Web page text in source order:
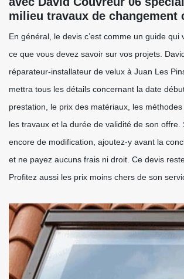
milieu travaux de changement
En général, le devis c’est comme un guide qui
ce que vous devez savoir sur vos projets.
réparateur-installateur de velux à Juan Les
mettra tous les détails concernant la date
prestation, le prix des matériaux, les
les travaux et la durée de validité de son offre.
encore de modification, ajoutez-y avant la
et ne payez aucuns frais ni droit. Ce devis
Profitez aussi les prix moins chers de son